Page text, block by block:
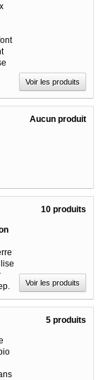
Voir les produits
Aucun produit
10 produits
Voir les produits
5 produits